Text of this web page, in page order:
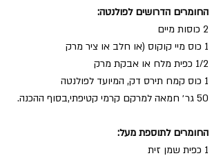
החומרים הדרושים לפולנטה:
2 כוסות מיים
1 כוס מיי קוקוס (או חלב או ציר מרק
1/2 כפית מלח או אבקת מרק
1 כוס קמח תירס דק, המיועד לפולנטה
50 גר׳ חמאה למרקם קרמי קטיפתי,בסוף ההכנה.
החומרים לתוספת מעל:
1 כפית שמן זית